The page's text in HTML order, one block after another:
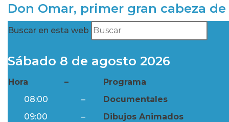
Don Omar, primer gran cabeza
Buscar en esta web
Sábado 8 de agosto 2026
Hora –
Programa
08:00
–
Documentales
09:00
–
Dibujos Animados